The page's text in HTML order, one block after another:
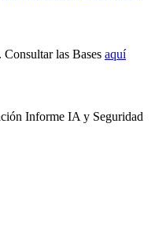
las Bases aquí
Informe IA y Seguridad